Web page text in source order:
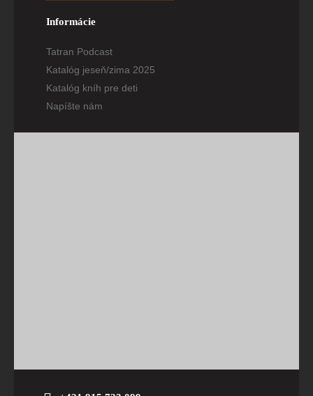
Informácie
Tatran Podcast
Katalóg jeseň/zima 2025
Katalóg kníh pre deti
Napíšte nám